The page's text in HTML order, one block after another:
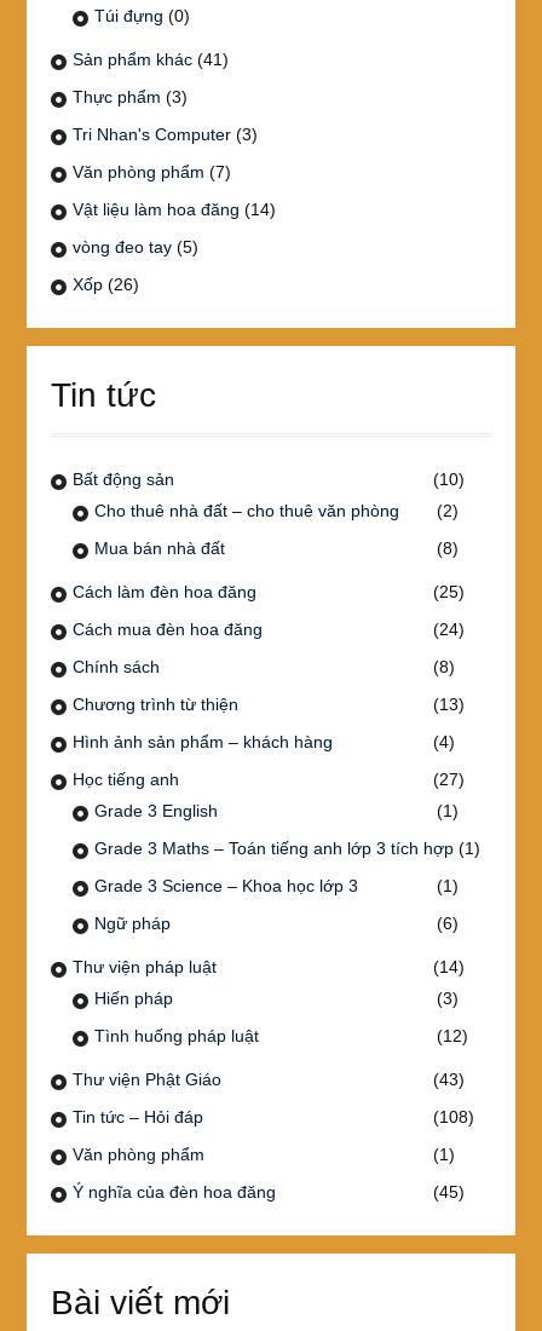
Túi đựng (0)
Sản phẩm khác (41)
Thực phẩm (3)
Tri Nhan's Computer (3)
Văn phòng phẩm (7)
Vật liệu làm hoa đăng (14)
vòng đeo tay (5)
Xốp (26)
Tin tức
Bất động sản
(10)
Cho thuê nhà đất – cho thuê văn phòng
(2)
Mua bán nhà đất
(8)
Cách làm đèn hoa đăng
(25)
Cách mua đèn hoa đăng
(24)
Chính sách
(8)
Chương trình từ thiện
(13)
Hình ảnh sản phẩm – khách hàng
(4)
Học tiếng anh
(27)
Grade 3 English
(1)
Grade 3 Maths – Toán tiếng anh lớp 3 tích hợp(1)
Grade 3 Science – Khoa học lớp 3
(1)
Ngữ pháp
(6)
Thư viện pháp luật
(14)
Hiến pháp
(3)
Tình huống pháp luật
(12)
Thư viện Phật Giáo
(43)
Tin tức – Hỏi đáp
(108)
Văn phòng phẩm
(1)
Ý nghĩa của đèn hoa đăng
(45)
Bài viết mới